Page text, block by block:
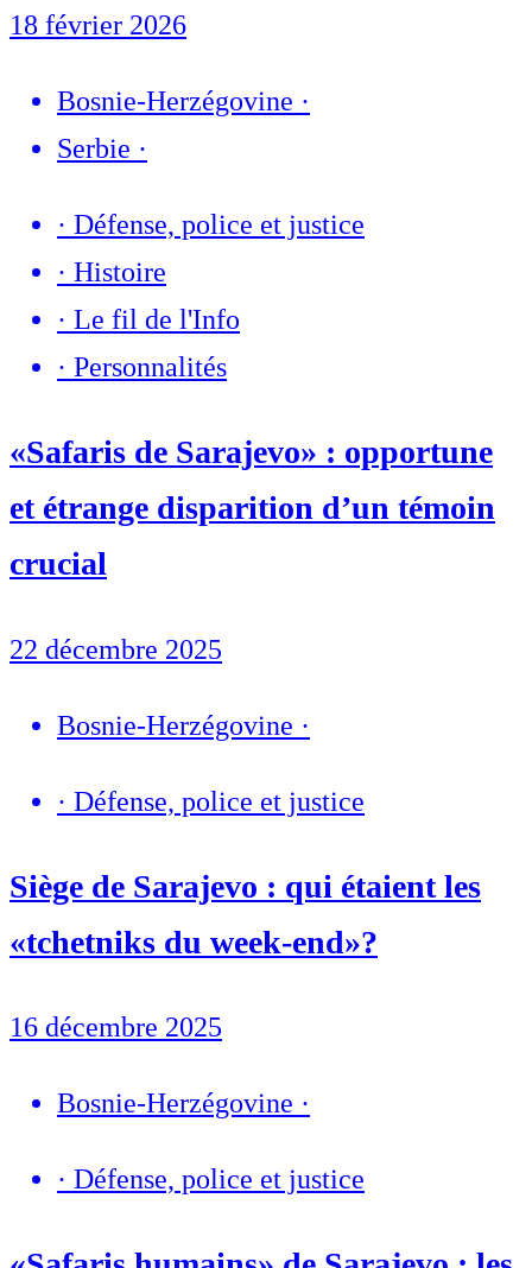
18 février 2026
Bosnie-Herzégovine ·
Serbie ·
· Défense, police et justice
· Histoire
· Le fil de l'Info
· Personnalités
«Safaris de Sarajevo» : opportune
et étrange disparition d’un témoin
crucial
22 décembre 2025
Bosnie-Herzégovine ·
· Défense, police et justice
Siège de Sarajevo : qui étaient les
«tchetniks du week-end»?
16 décembre 2025
Bosnie-Herzégovine ·
· Défense, police et justice